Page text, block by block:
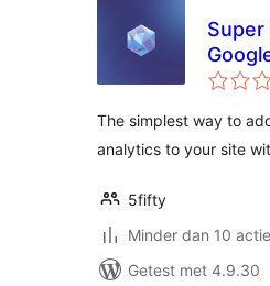
Super
Lite
The simplest way to
analytics to your site
5fifty
Minder dan 10
Getest met 4.9.30